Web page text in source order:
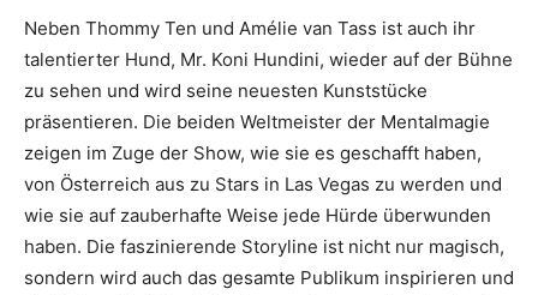
Neben Thommy Ten und Amélie van Tass ist auch ihr
talentierter Hund, Mr. Koni Hundini, wieder auf der Bühne
zu sehen und wird seine neuesten Kunststücke
präsentieren. Die beiden Weltmeister der Mentalmagie
zeigen im Zuge der Show, wie sie es geschafft haben,
von Österreich aus zu Stars in Las Vegas zu werden und
wie sie auf zauberhafte Weise jede Hürde überwunden
haben. Die faszinierende Storyline ist nicht nur magisch,
sondern wird auch das gesamte Publikum inspirieren und